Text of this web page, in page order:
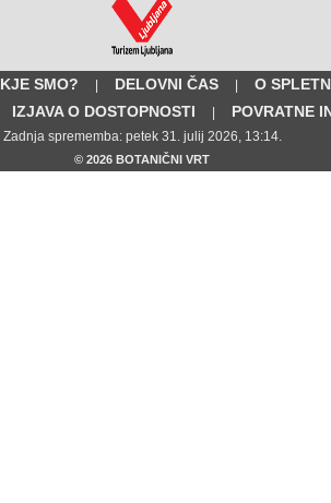
KJE SMO? | DELOVNI ČAS |
O
IZJAVA O DOSTOPNOSTI | POVRATNE
Zadnja sprememba: petek 31. julij 2026, 13:14.
© 2026 BOTANIČNI VRT